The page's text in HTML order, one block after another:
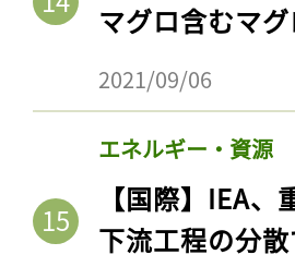
マグロ含むマ
2021/09/06
エネルギー・資源
【国際】IEA
下流工程の分
記事を